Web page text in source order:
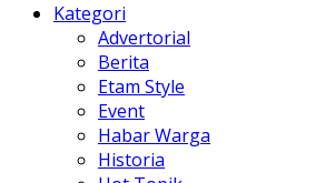
Kategori
Advertorial
Berita
Etam Style
Event
Habar Warga
Historia